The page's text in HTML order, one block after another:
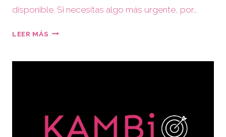
disponible. Si necesitas algo más urgente, por…
LEER MÁS